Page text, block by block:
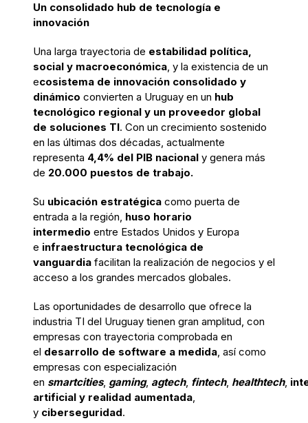
Un consolidado hub de tecnología e
innovación
Una larga trayectoria de estabilidad política,
social y macroeconómica, y la existencia de un
ecosistema de innovación consolidado y
dinámico convierten a Uruguay en un hub
tecnológico regional y un proveedor global
de soluciones TI. Con un crecimiento sostenido
en las últimas dos décadas, actualmente
representa 4,4% del PIB nacional y genera más
de 20.000 puestos de trabajo.
Su ubicación estratégica como puerta de
entrada a la región, huso horario
intermedio entre Estados Unidos y Europa
e infraestructura tecnológica de
vanguardia facilitan la realización de negocios y el
acceso a los grandes mercados globales.
Las oportunidades de desarrollo que ofrece la
industria TI del Uruguay tienen gran amplitud, con
empresas con trayectoria comprobada en
el desarrollo de software a medida, así como
empresas con especialización
en smartcities, gaming, agtech, fintech, healthtech,
artificial y realidad aumentada,
y ciberseguridad.